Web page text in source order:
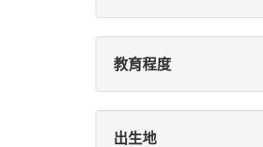
教育程度
出生地